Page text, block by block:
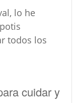
lo he
todos los
cuidar y